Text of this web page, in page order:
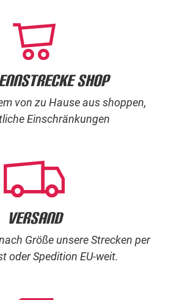
Shop
von zu Hause aus shoppen,
Einschränkungen
Versand
Größe unsere Strecken per
oder Spedition EU-weit.